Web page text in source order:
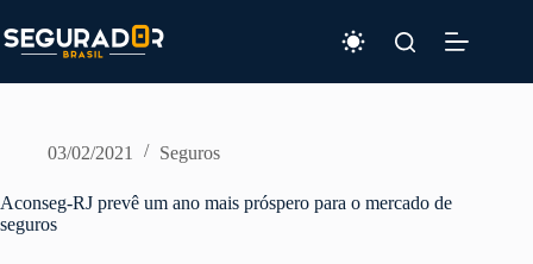
para
o
03/02/2021 Seguros
Aconseg-RJ prevê um ano mais próspero para o mercado de
seguros